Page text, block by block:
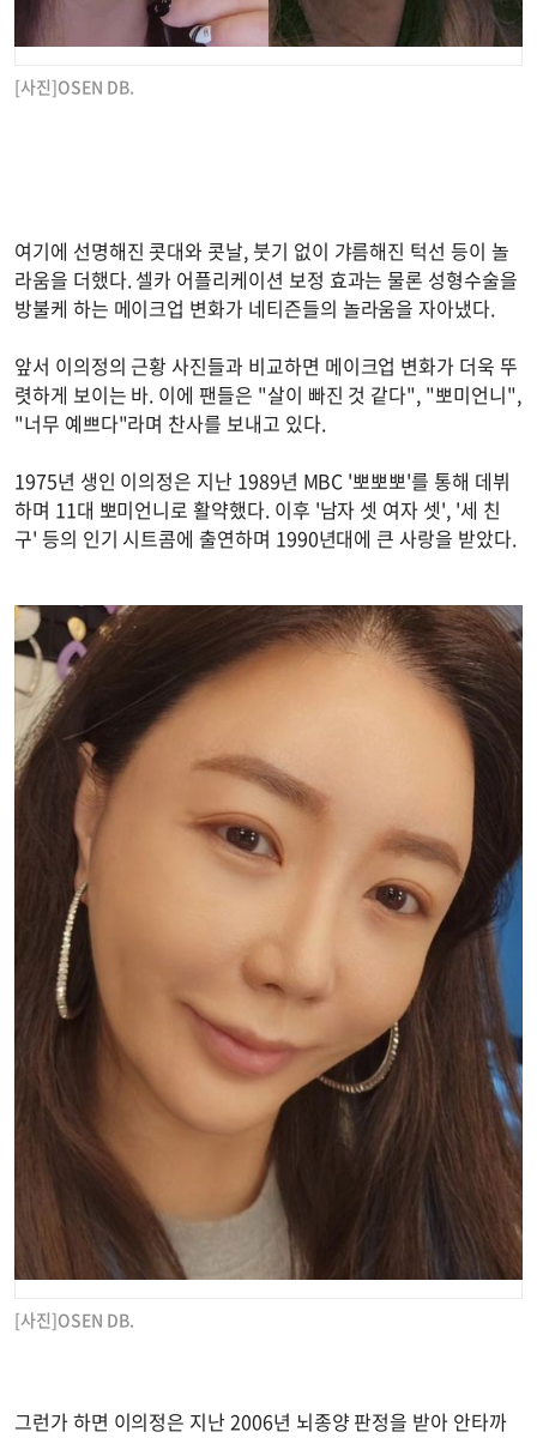
[사진]OSEN DB.
여기에 선명해진 콧대와 콧날, 붓기 없이 갸름해진 턱선 등이 놀
라움을 더했다. 셀카 어플리케이션 보정 효과는 물론 성형수술을
방불케 하는 메이크업 변화가 네티즌들의 놀라움을 자아냈다.
앞서 이의정의 근황 사진들과 비교하면 메이크업 변화가 더욱 뚜
렷하게 보이는 바. 이에 팬들은 "살이 빠진 것 같다", "뽀미언니",
"너무 예쁘다"라며 찬사를 보내고 있다.
1975년 생인 이의정은 지난 1989년 MBC '뽀뽀뽀'를 통해 데뷔
하며 11대 뽀미언니로 활약했다. 이후 '남자 셋 여자 셋', '세 친
구' 등의 인기 시트콤에 출연하며 1990년대에 큰 사랑을 받았다.
[사진]OSEN DB.
그런가 하면 이의정은 지난 2006년 뇌종양 판정을 받아 안타까